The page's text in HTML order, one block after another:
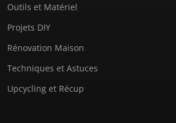
Outils et Matériel
Projets DIY
Rénovation Maison
Techniques et Astuces
Upcycling et Récup